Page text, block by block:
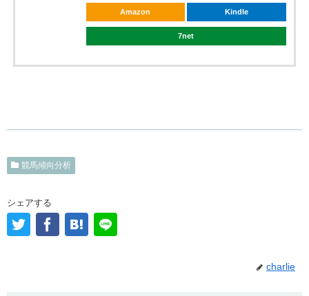
Amazon Kindle
7net
競馬傾向分析
シェアする
charlie